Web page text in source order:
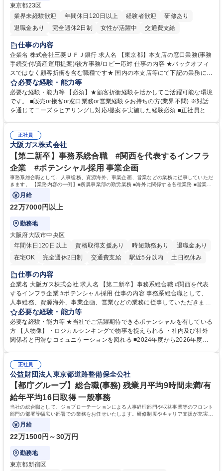
東京都23区
業界未経験歓迎
年間休日120日以上 経験者歓迎
研修あり
退職金あり
完全週休2日制 女性が活躍中
交通費支給
土日祝休み
仕事の内容
企業名 株式会社三菱ＵＦＪ銀行 求人名 【東京都】本支店の窓口業務(事務
手続受付/資産運用提案)/後方事務/ロビー応対 仕事の内容 ★バックオフィ
スではなく顧客折衝を含む職種です★ 国内の本支店等にて下記の業務に従
事していただきます。 ■窓口/後方/ロビーにて事務手続等の受付・オペレ
ーション、お客様対応 ■窓口にて、ご来店された個人のお客様に対して金
融商品のご提案 ■効率的な事務運用の検討・構築等 ≪業務紹介：ご応募前
に必ずご覧ください≫ ※記事 https://www.mysite.bk.mufg.jp/career/circle/
必要な経験・能力等
必要な経験・能力等 【必須】★顧客折衝経験を活かしてご活躍可能な環境
です。 ■販売or接客or窓口業務or営業経験をお持ちの方(業界不問) ※対話
を通じてニーズをヒアリングし対応/提案を実施した経験必須 ■正社員とし
るので安心して入行いただけます。 幅広いキャリアの選択肢があり、公募
や社内副業等を活用し、 一人ひとりが挑戦できるカルチャーが浸透してい
ます。 学歴・資格 学歴：大学院 大学 高専 短大 専修学校 高校 語学力：
資格：
正社員
大阪ガス株式会社
【第二新卒】事務系総合職 #関西を代表するインフラ
企業 #ポテンシャル採用 事業企画
事務系総合職として、人事総務、資源海外、事業企画、営業などの業務に従事していただ
きます。 【業務内容の一例】■所属事業部の勤労業務 ■海外に関係する各種業務 ■営業部
門の企画スタッフ、ルート営業
月給
22万7000円以上
勤務地
大阪府大阪市中央区
年間休日120日以上
資格取得支援あり 時短勤務あり
退職金あり
在宅OK
完全週休2日制 交通費支給 駅近5分以内
土日祝休み
服装自由
第二新卒歓迎
仕事の内容
企業名 大阪ガス株式会社 求人名 【第二新卒】事務系総合職 #関西を代表
するインフラ企業 #ポテンシャル採用 仕事の内容 事務系総合職として、
人事総務、資源海外、事業企画、営業などの業務に従事していただきま
す。 【業務内容の一例】■所属事業部の勤労業務 ■海外に関係する各種業
務 ■営業部門の企画スタッフ、ルート営業 【キャリアパス】入社後の配属
ポジションで一定期間ご活躍頂いた後、本人の適性及び将来のキャリアを
鑑みてジョブローテーションを行います。 【育成】OJTでの現場育成や研
表するインフラ企業 #ポテンシャル採用
必要な経験・能力等
必要な経験・能力等 ★当社でご活躍期待できるポテンシャルを有している
方 【人物像】・ロジカルシンキングで物事を捉えられる ・社内及び社外
関係者と円滑なコミュニケーションを図れる ■2024年度から2026年度ま
72.html ■エネルギーセキュリティの不安定化や気候変動による自然災害の
甚大化など、これまで以上に社会課題解決の重要性が高まっています。
「未来の日常」の創造に向けて持続可能な社会の実現に貢献してまいりま
す。 学歴・資格 学歴：大学院 大学 語学力： 資格：
正社員
公益財団法人東京都道路整備保全公社
【都庁グループ】総合職(事務) 残業月平均9時間未満/有
給年平均16日取得 一般事務
当社の総合職として、ジョブローテーションによる人事経理部門や収益事業等のフロント
部門の部署等幅広い部署での業務をお任せいたします。研修制度やキャリア支援が充実し
ております！ ※下記業務詳細
月給
22万1500円～30万円
勤務地
東京都新宿区